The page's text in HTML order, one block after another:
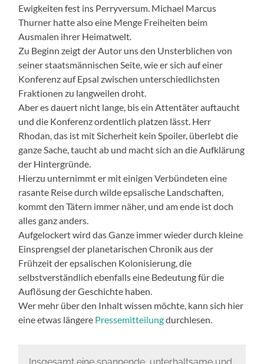
Ewigkeiten fest ins Perryversum. Michael Marcus
Thurner hatte also eine Menge Freiheiten beim
Ausmalen ihrer Heimatwelt.
Zu Beginn zeigt der Autor uns den Unsterblichen von
seiner staatsmännischen Seite, wie er sich auf einer
Konferenz auf Epsal zwischen unterschiedlichsten
Fraktionen zu langweilen droht.
Aber es dauert nicht lange, bis ein Attentäter auftaucht
und die Konferenz ordentlich platzen lässt. Herr
Rhodan, das ist mit Sicherheit kein Spoiler, überlebt die
ganze Sache, taucht ab und macht sich an die Aufklärung
der Hintergründe.
Hierzu unternimmt er mit einigen Verbündeten eine
rasante Reise durch wilde epsalische Landschaften,
kommt den Tätern immer näher, und am ende ist doch
alles ganz anders.
Aufgelockert wird das Ganze immer wieder durch kleine
Einsprengsel der planetarischen Chronik aus der
Frühzeit der epsalischen Kolonisierung, die
selbstverständlich ebenfalls eine Bedeutung für die
Auflösung der Geschichte haben.
Wer mehr über den Inhalt wissen möchte, kann sich hier
eine etwas längere Pressemitteilungdurchlesen.
Insgesamt eine spannende, unterhaltsame und